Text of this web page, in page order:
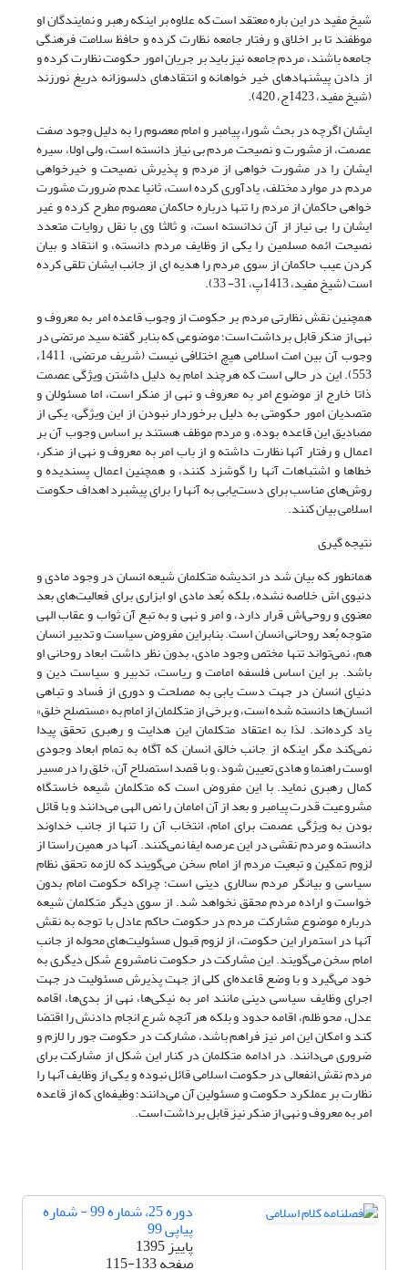
شیخ مفید در این باره معتقد است که علاوه بر اینکه رهبر و نمایندگان او
موظفند تا بر اخلاق و رفتار جامعه نظارت کرده و حافظ سلامت فرهنگی
جامعه باشند، مردم جامعه نیز باید بر جریان امور حکومت نظارت کرده و
از دادن پیشنهاد‌های خیر خواهانه و انتقادهای دلسوزانه دریغ نورزند
(شیخ مفید، 1423ج، 420).
ایشان اگرچه در بحث شورا، پیامبر و امام معصوم را به دلیل وجود صفت
عصمت، از مشورت و نصیحت مردم بی نیاز دانسته است، ولی اولا، سیره
ایشان را در مشورت خواهی از مردم و پذیرش نصیحت و خیرخواهی
مردم در موارد مختلف، یادآوری کرده است، ثانیا عدم ضرورت مشورت
خواهی حاکمان از مردم را تنها درباره حاکمان معصوم مطرح کرده و غیر
ایشان را بی نیاز از آن ندانسته است، و ثالثا وی با نقل روایات متعدد
نصیحت ائمه مسلمین را یکی از وظایف مردم دانسته، و انتقاد و بیان
کردن عیب حاکمان از سوی مردم را هدیه ای از جانب ایشان تلقی کرده
است (شیخ مفید، 1413پ، 31- 33).
همچنین نقش نظارتی مردم بر حکومت از وجوب قاعده امر به معروف و
نهی از منکر قابل برداشت است؛ موضوعی که بنابر گفته سید مرتضی در
وجوب آن بین امت اسلامی هیچ اختلافی نیست (شریف مرتضی، 1411،
553). این در حالی است که هرچند امام به دلیل داشتن ویژگی عصمت
ذاتا خارج از موضوع امر به معروف و نهی از منکر است، اما مسئولان و
متصدیان امور حکومتی به دلیل برخوردار نبودن از این ویژگی، یکی از
مصادیق این قاعده بوده، و مردم موظف هستند بر اساس وجوب آن بر
اعمال و رفتار آنها نظارت داشته و از باب امر به معروف و نهی از منکر،
خطاها و اشتباهات آنها را گوشزد کنند، و همچنین اعمال پسندیده و
روش‌های مناسب برای دست‌یابی به آنها را برای پیشبرد اهداف حکومت
اسلامی بیان کنند.
نتیجه گیری
همانطور که بیان شد در اندیشه متکلمان شیعه انسان در وجود مادی و
دنیوی اش خلاصه نشده، بلکه بُعد مادی او ابزاری برای فعالیت‌های بعد
معنوی و روحی‌اش قرار دارد، و امر و نهی و به تبع آن ثواب و عقاب الهی
متوجه بُعد روحانی انسان است. بنابراین مفروض سیاست و تدبیر انسان
هم، نمی‌تواند تنها مختص وجود مادی، بدون نظر داشت ابعاد روحانی او
باشد. بر این اساس فلسفه امامت و ریاست، تدبیر و سیاست دین و
دنیای انسان در جهت دست یابی به مصلحت و دوری از فساد و تباهی
انسان‌ها دانسته شده است، و برخی از متکلمان از امام به «مستصلح خلق»
یاد کرده‌اند. لذا به اعتقاد متکلمان این هدایت و رهبری تحقق پیدا
نمی‌کند مگر اینکه از جانب خالق انسان که آگاه به تمام ابعاد وجودی
اوست راهنما و‌ هادی تعیین شود، و با قصد استصلاح آن، خلق را در مسیر
کمال رهبری نماید. با این مفروض است که متکلمان شیعه خاستگاه
مشروعیت قدرت پیامبر و بعد از آن امامان را نص الهی می‌دانند و با قائل
بودن به ویژگی عصمت برای امام، انتخاب آن را تنها از جانب خداوند
دانسته و مردم نقشی در این عرصه ایفا نمی‌کنند. آنها در همین راستا از
لزوم تمکین و تبعیت مردم از امام سخن می‌گویند که لازمه تحقق نظام
سیاسی و بیانگر مردم سالاری دینی است؛ چراکه حکومت امام بدون
خواست و اراده مردم محقق نخواهد شد. از سوی دیگر متکلمان شیعه
درباره موضوع مشارکت مردم در حکومت حاکم عادل با توجه به نقش
آنها در استمرار این حکومت، از لزوم قبول مسئولیت‌های محوله از جانب
امام سخن می‌گویند. این مشارکت در حکومت نامشروع شکل دیگری به
خود می‌گیرد و با وضع قاعده‌ای کلی از جهت پذیرش مسئولیت در جهت
اجرای وظایف سیاسی دینی مانند امر به نیکی‌ها، نهی از بدی‌ها، اقامه
عدل، محو ظلم، اقامه حدود و بلکه هر آنچه شرع انجام دادنش را اقتضا
کند و امکان این امر نیز فراهم باشد، مشارکت در حکومت جور را لازم و
ضروری می‌دانند. در ادامه متکلمان در کنار این شکل از مشارکت برای
مردم نقش انفعالی در حکومت اسلامی قائل نبوده و یکی از وظایف آنها را
نظارت بر عملکرد حکومت و مسئولین آن می‌دانند؛ وظیفه‌ای که از قاعده
امر به معروف و نهی از منکر نیز قابل برداشت است.
دوره 25، شماره 99 - شماره
پیاپی 99
پاییز 1395
صفحه115-133